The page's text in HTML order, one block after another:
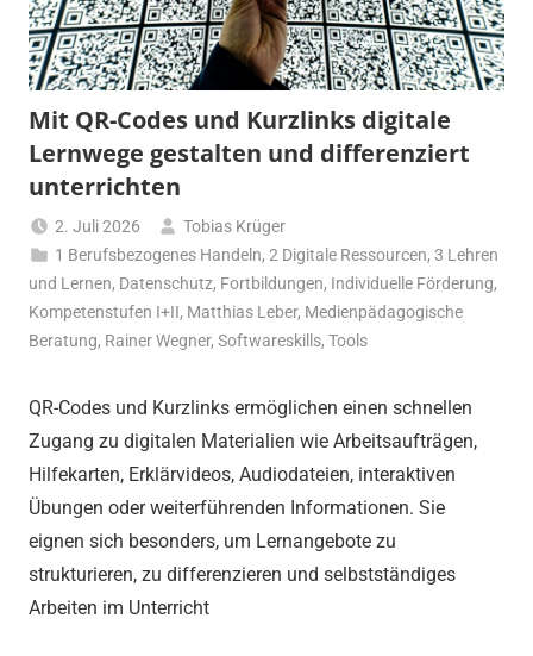
Mit QR-Codes und Kurzlinks digitale
Lernwege gestalten und differenziert
unterrichten
2. Juli 2026
Tobias Krüger
1 Berufsbezogenes Handeln,2 Digitale Ressourcen,3 Lehren
und Lernen, Datenschutz, Fortbildungen, Individuelle Förderung,
Kompetenstufen I+II, Matthias Leber, Medienpädagogische
Beratung, Rainer Wegner, Softwareskills, Tools
QR-Codes und Kurzlinks ermöglichen einen schnellen
Zugang zu digitalen Materialien wie Arbeitsaufträgen,
Hilfekarten, Erklärvideos, Audiodateien, interaktiven
Übungen oder weiterführenden Informationen. Sie
eignen sich besonders, um Lernangebote zu
strukturieren, zu differenzieren und selbstständiges
Arbeiten im Unterricht